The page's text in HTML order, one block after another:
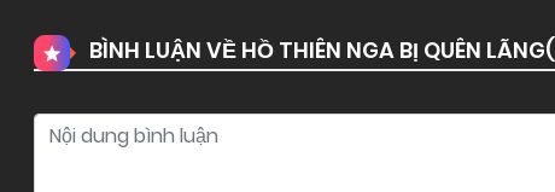
BÌNH LUẬN VỀ HỒ THIÊN NGA BỊ QUÊN LÃNG(